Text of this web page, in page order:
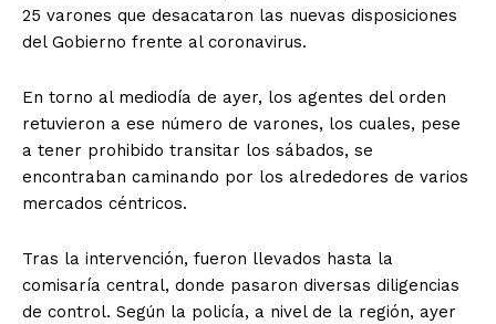
25 varones que desacataron las nuevas disposiciones
del Gobierno frente al coronavirus.
En torno al mediodía de ayer, los agentes del orden
retuvieron a ese número de varones, los cuales, pese
a tener prohibido transitar los sábados, se
encontraban caminando por los alrededores de varios
mercados céntricos.
Tras la intervención, fueron llevados hasta la
comisaría central, donde pasaron diversas diligencias
de control. Según la policía, a nivel de la región, ayer